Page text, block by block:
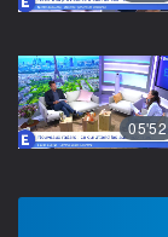
05'52